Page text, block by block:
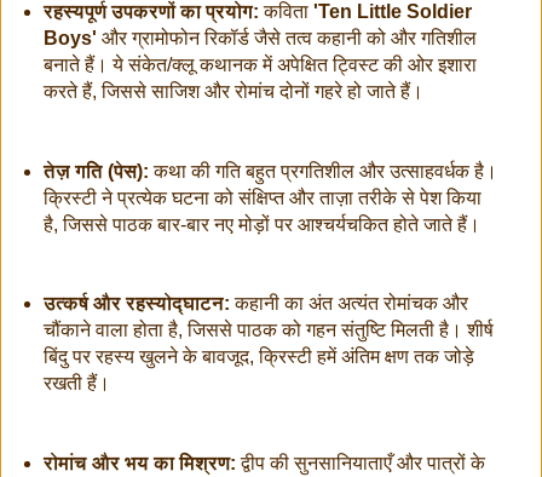
रहस्यपूर्ण उपकरणों का प्रयोग: कविता 'Ten Little Soldier
Boys' और ग्रामोफोन रिकॉर्ड जैसे तत्व कहानी को और गतिशील
बनाते हैं। ये संकेत/क्लू कथानक में अपेक्षित ट्विस्ट की ओर इशारा
करते हैं, जिससे साजिश और रोमांच दोनों गहरे हो जाते हैं।
तेज़ गति (पेस): कथा की गति बहुत प्रगतिशील और उत्साहवर्धक है।
क्रिस्टी ने प्रत्येक घटना को संक्षिप्त और ताज़ा तरीके से पेश किया
है, जिससे पाठक बार-बार नए मोड़ों पर आश्चर्यचकित होते जाते हैं।
उत्कर्ष और रहस्योद्घाटन: कहानी का अंत अत्यंत रोमांचक और
चौंकाने वाला होता है, जिससे पाठक को गहन संतुष्टि मिलती है। शीर्ष
बिंदु पर रहस्य खुलने के बावजूद, क्रिस्टी हमें अंतिम क्षण तक जोड़े
रखती हैं।
रोमांच और भय का मिश्रण: द्वीप की सुनसानियाताएँ और पात्रों के